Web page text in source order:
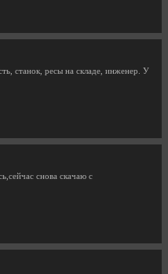
станок, ресы на складе, инженер. У
снова скачаю с